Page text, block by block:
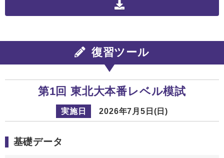
復習ツール
第1回 東北大本番レベル模試
実施日 2026年7月5日(日)
基礎データ